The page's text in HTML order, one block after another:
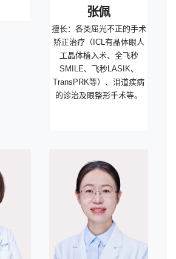
张佩
擅长：各类屈光不正的手术
矫正治疗（ICL有晶体眼人
工晶体植入术、全飞秒
SMILE、飞秒LASIK、
TransPRK等）、泪道疾病
的诊治及眼整形手术等。